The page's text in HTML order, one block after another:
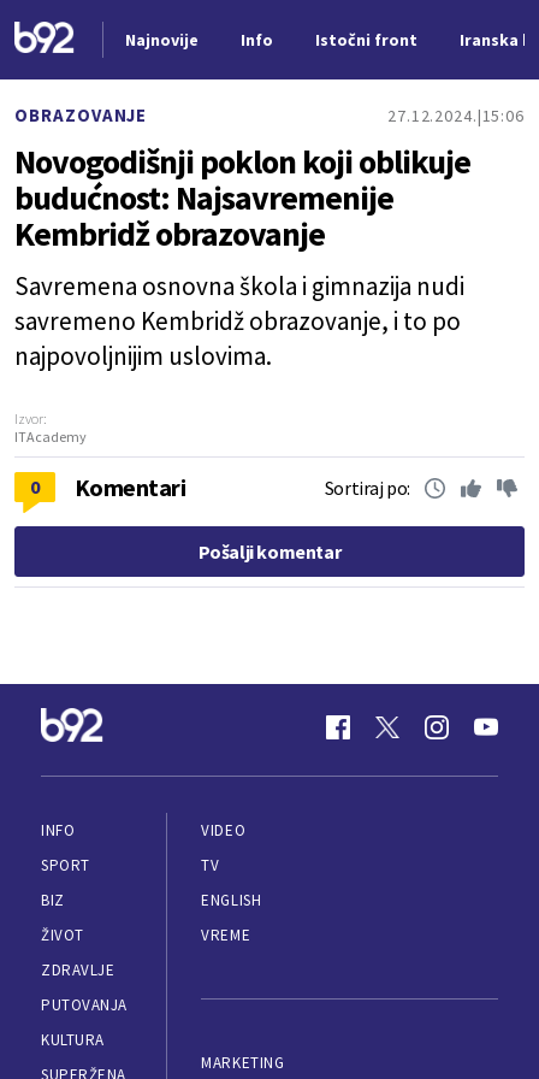
Najnovije Info Istočni front Iranska
OBRAZOVANJE 27.12.2024. 15:06
Novogodišnji poklon koji oblikuje
budućnost: Najsavremenije
Kembridž obrazovanje
Savremena osnovna škola i gimnazija nudi
savremeno Kembridž obrazovanje, i to po
najpovoljnijim uslovima.
Izvor:
ITAcademy
0 Komentari Sortiraj po:
Pošalji komentar
INFO
SPORT
BIZ
ŽIVOT
ZDRAVLJE
PUTOVANJA
KULTURA
SUPERŽENA
VIDEO
TV
ENGLISH
VREME
MARKETING